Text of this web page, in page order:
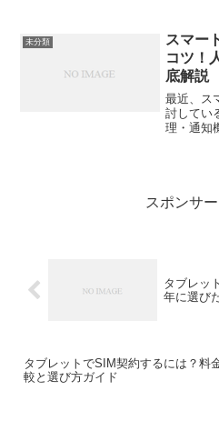
なら便利
悩むのは
未分類
スマー
コツ！
底解説
最近、ス
討してい
理・通知
スポンサ
タブレッ
年に選び
タブレットでSIM契約するには？料
較と選び方ガイド